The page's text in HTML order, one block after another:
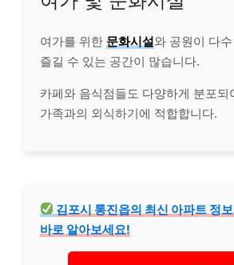
여가를 위한 문화시설와 공원이 다
즐길 수 있는 공간이 많습니다.
카페와 음식점들도 다양하게 분포되
가족과의 외식하기에 적합합니다.
김포시 통진읍의 최신 아파트 정
바로 알아보세요!